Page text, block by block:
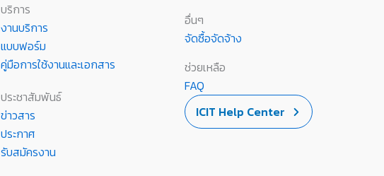
บริการ
งานบริการ
แบบฟอร์ม
คู่มือการใช้งานและเอกสาร
ประชาสัมพันธ์
ข่าวสาร
ประกาศ
รับสมัครงาน
อื่นๆ
จัดซื้อจัดจ้าง
ช่วยเหลือ
FAQ
ICIT Help Center